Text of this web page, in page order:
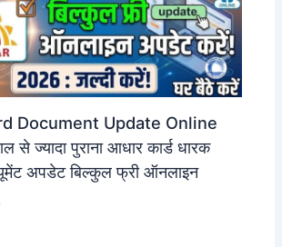
Document Update Online
ज्यादा पुराना आधार कार्ड धारक
अपडेट बिल्कुल फ्री ऑनलाइन